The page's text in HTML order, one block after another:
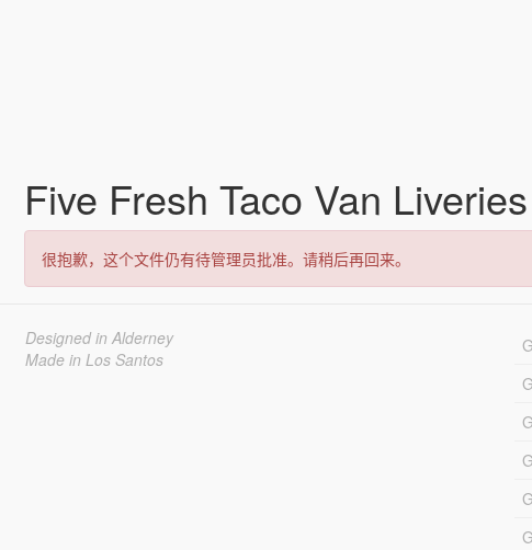
Five Fresh Taco Van Liveries
很抱歉，这个文件仍有待管理员批准。请稍后再回来。
Designed in Alderney
Made in Los Santos